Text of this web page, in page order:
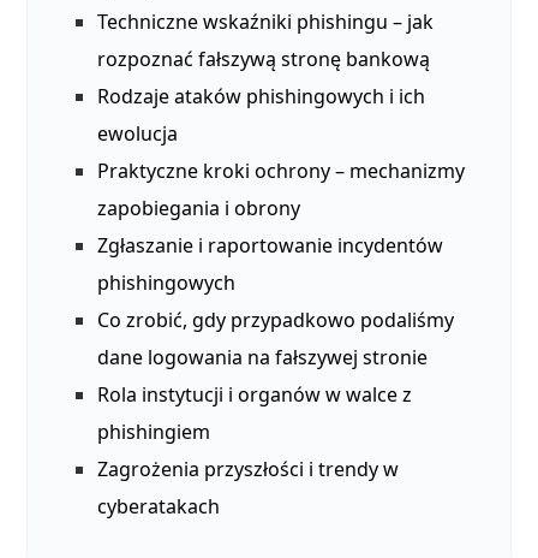
Techniczne wskaźniki phishingu – jak
rozpoznać fałszywą stronę bankową
Rodzaje ataków phishingowych i ich
ewolucja
Praktyczne kroki ochrony – mechanizmy
zapobiegania i obrony
Zgłaszanie i raportowanie incydentów
phishingowych
Co zrobić, gdy przypadkowo podaliśmy
dane logowania na fałszywej stronie
Rola instytucji i organów w walce z
phishingiem
Zagrożenia przyszłości i trendy w
cyberatakach